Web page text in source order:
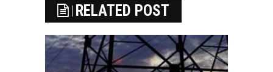
RELATED POST